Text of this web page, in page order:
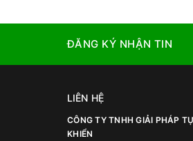
ĐĂNG KÝ NHẬN TIN
LIÊN HỆ
CÔNG TY TNHH GIẢI PHÁP
KHIỂN